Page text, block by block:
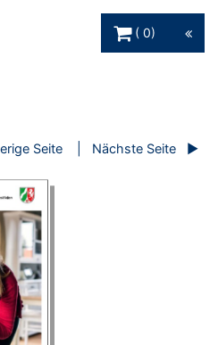
0
Seite Nächste Seite